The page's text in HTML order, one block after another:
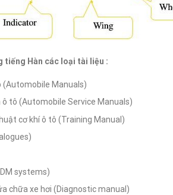
tiếng Hàn các loại tài liệu :
(Automobile Manuals)
tô (Automobile Service Manuals)
cơ khí ô tô (Training Manual)
systems)
chữa xe hơi (Diagnostic manual)